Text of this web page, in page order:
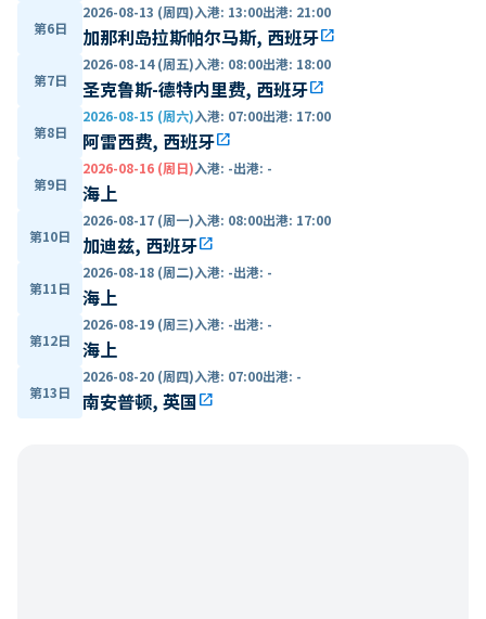
第6日
2026-08-13 (周四)入港: 13:00出港: 21:00
加那利岛拉斯帕尔马斯, 西班牙open_in_new
第7日
2026-08-14 (周五)入港: 08:00出港: 18:00
圣克鲁斯-德特内里费, 西班牙open_in_new
第8日
2026-08-15 (周六)入港: 07:00出港: 17:00
阿雷西费, 西班牙open_in_new
第9日
2026-08-16 (周日)入港: -出港: -
海上
第10日
2026-08-17 (周一)入港: 08:00出港: 17:00
加迪兹, 西班牙open_in_new
第11日
2026-08-18 (周二)入港: -出港: -
海上
第12日
2026-08-19 (周三)入港: -出港: -
海上
第13日
2026-08-20 (周四)入港: 07:00出港: -
南安普顿, 英国open_in_new